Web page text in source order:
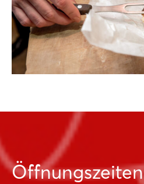
Öffnungszeiten